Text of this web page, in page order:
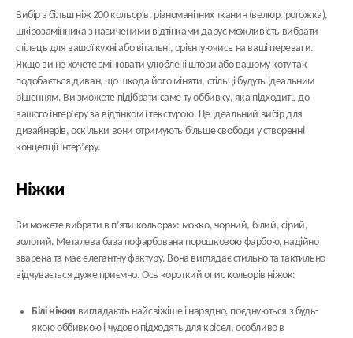
Вибір з більш ніж 200 кольорів, різноманітних тканин (велюр, рогожка),
шкірозамінника з насиченими відтінками дарує можливість вибрати
стілець для вашої кухні або вітальні, орієнтуючись на ваші переваги.
Якщо ви не хочете змінювати улюблені штори або вашому коту так
подобається диван, що шкода його міняти, стільці будуть ідеальним
рішенням. Ви зможете підібрати саме ту оббивку, яка підходить до
вашого інтер’єру за відтінком і текстурою. Це ідеальний вибір для
дизайнерів, оскільки вони отримують більше свободи у створенні
концепції інтер’єру.
Ніжки
Ви можете вибрати в п’яти кольорах: мокко, чорний, білий, сірий,
золотий. Металева база пофарбована порошковою фарбою, надійно
зварена та має елегантну фактуру. Вона виглядає стильно та тактильно
відчувається дуже приємно. Ось короткий опис кольорів ніжок:
Білі ніжки виглядають найсвіжіше і нарядно, поєднуються з будь-
якою оббивкою і чудово підходять для крісел, особливо в